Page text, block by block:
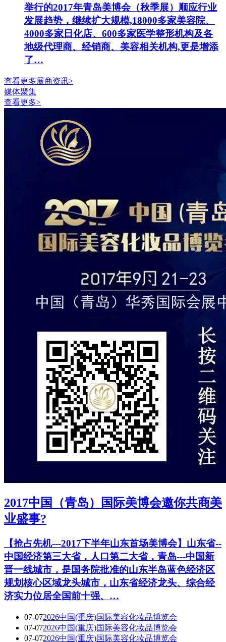
举行的2017年青岛美博会（秋季展）顺应行业
发展趋势，继续扩大规模,18000多家美容院、
4000多家日化店、600多家医学整形机构及各
地级代理商、经销商、美容相关机构,更是增添
了…
查看更多展商资讯>
媒体聚集
查看更多>
2017中国（青岛）国际美博会邀你共商美
业盛事?
【抢占先机---2017下半年山东首场美博会】山东省--
中国经济第三大省，人口第二大省，青岛---中国新
晋一线城市，是国务院批准的山东半岛蓝色经济区
规划核心区域龙头城市，山东省经济龙头、综合经
济实力位居全国前十强、…
07-072026中国(重庆)国际美容化妆品博览会
07-072026中国(重庆)国际美容化妆品博览会
07-072026中国(重庆)国际美容化妆品博览会